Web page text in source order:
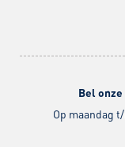
Bel
Op maandag